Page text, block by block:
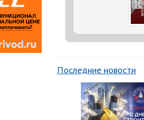
Последние новости